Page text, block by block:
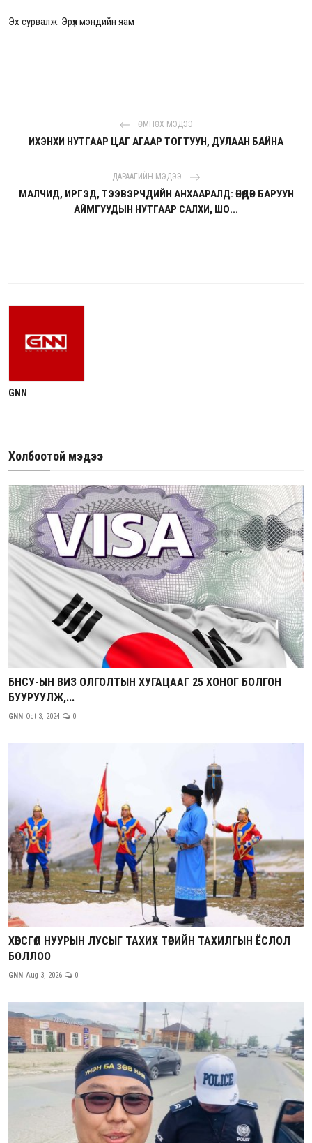
Эх сурвалж: Эрүүл мэндийн яам
ӨМНӨХ МЭДЭЭ
ИХЭНХИ НУТГААР ЦАГ АГААР ТОГТУУН, ДУЛААН БАЙНА
ДАРААГИЙН МЭДЭЭ
МАЛЧИД, ИРГЭД, ТЭЭВЭРЧДИЙН АНХААРАЛД: ӨНӨӨДӨР БАРУУН
АЙМГУУДЫН НУТГААР САЛХИ, ШО...
GNN
Холбоотой мэдээ
БНСУ-ЫН ВИЗ ОЛГОЛТЫН ХУГАЦААГ 25 ХОНОГ БОЛГОН
БУУРУУЛЖ,...
GNN Oct 3, 2024 0
ХӨВСГӨЛ НУУРЫН ЛУСЫГ ТАХИХ ТӨРИЙН ТАХИЛГЫН ЁСЛОЛ
БОЛЛОО
GNN Aug 3, 2026 0